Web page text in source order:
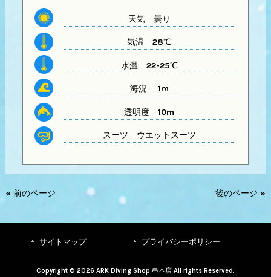
天気曇り
気温 28℃
水温 22-25℃
海況 1m
透明度 10m
スーツ ウエットスーツ
« 前のページ 後のページ »
サイトマップ プライバシーポリシー
Copyright © 2026 ARK Diving Shop 串本店 All rights Reserved.